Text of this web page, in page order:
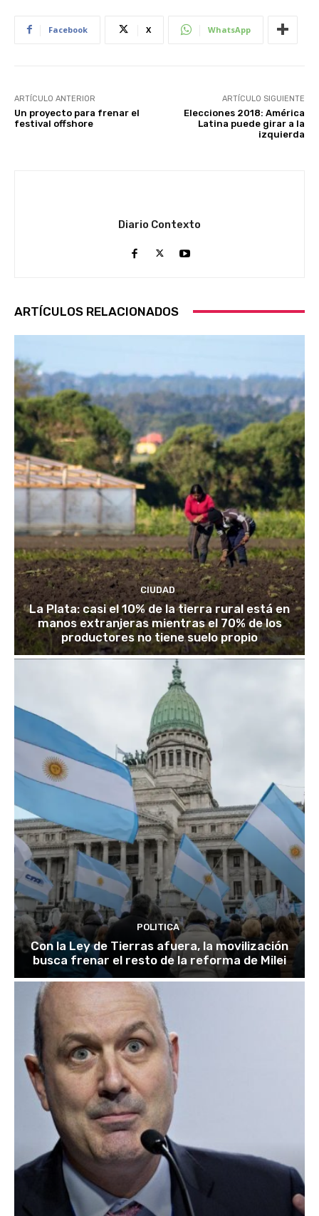
Facebook X WhatsApp
ARTÍCULO ANTERIOR
Un proyecto para frenar el
festival offshore
ARTÍCULO SIGUIENTE
Elecciones 2018: América
Latina puede girar a la
izquierda
Diario Contexto
ARTÍCULOS RELACIONADOS
CIUDAD
La Plata: casi el 10% de la tierra rural está en
manos extranjeras mientras el 70% de los
productores no tiene suelo propio
POLITICA
Con la Ley de Tierras afuera, la movilización
busca frenar el resto de la reforma de Milei